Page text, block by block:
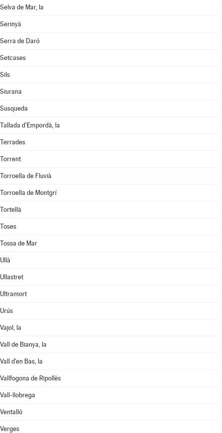
Selva de Mar, la
Serinyà
Serra de Daró
Setcases
Sils
Siurana
Susqueda
Tallada d'Empordà, la
Terrades
Torrent
Torroella de Fluvià
Torroella de Montgrí
Tortellà
Toses
Tossa de Mar
Ullà
Ullastret
Ultramort
Urús
Vajol, la
Vall de Bianya, la
Vall d'en Bas, la
Vallfogona de Ripollès
Vall-llobrega
Ventalló
Verges